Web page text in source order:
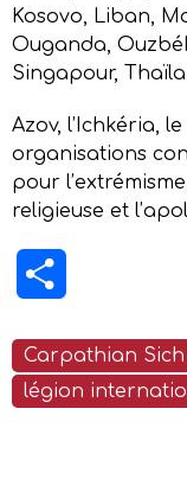
Kosovo, Liban,
Ouganda,
Singapour,
Azov, l’Ichkéria,
organisations
pour
religieuse et
Carpathian Sich
légion